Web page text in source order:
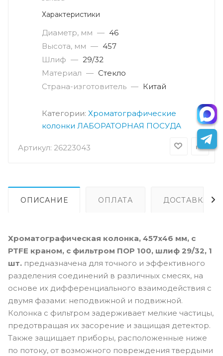
Артикул: 26223043
Характеристики
Диаметр, мм — 46
Высота, мм — 457
Шлиф — 29/32
Материал — Стекло
Страна-изготовитель — Китай
Категории: Хроматографические
колонки ЛАБОРАТОРНАЯ ПОСУДА
ОПИСАНИЕ ОПЛАТА ДОСТАВКА
Хроматографическая колонка, 457х46 мм, с
PTFE краном, с фильтром ПОР 100, шлиф 29/32, 1
шт. предназначена для точного и эффективного
разделения соединений в различных смесях, на
основе их дифференциального взаимодействия с
двумя фазами: неподвижной и подвижной.
Колонка с фильтром задерживает мелкие частицы,
предотвращая их засорение и защищая детектор.
Также защищает приборы, расположенные ниже
по потоку, от возможного повреждения твердыми